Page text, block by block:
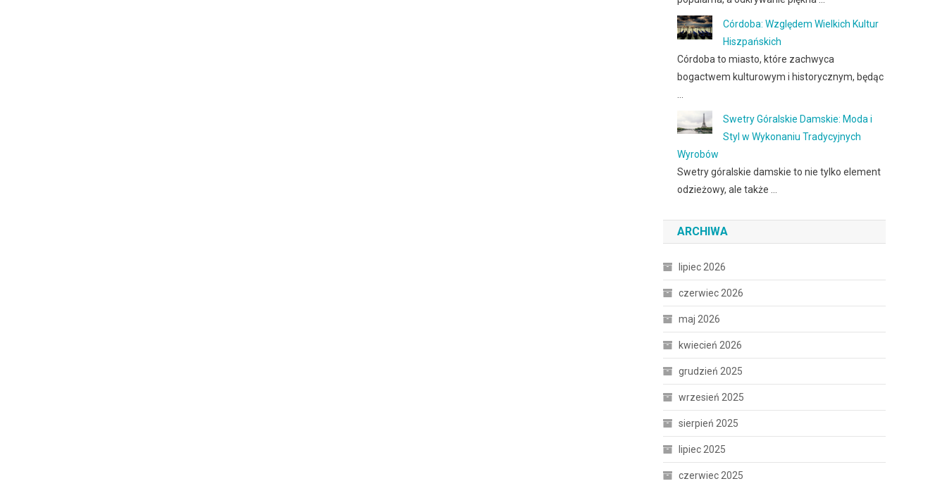
Córdoba: Względem Wielkich Kultur
Hiszpańskich
Córdoba to miasto, które zachwyca
bogactwem kulturowym i historycznym, będąc
Swetry Góralskie Damskie: Moda i
Styl w Wykonaniu Tradycyjnych
Wyrobów
Swetry góralskie damskie to nie tylko element
odzieżowy, ale także …
ARCHIWA
lipiec 2026
czerwiec 2026
maj 2026
kwiecień 2026
grudzień 2025
wrzesień 2025
sierpień 2025
lipiec 2025
czerwiec 2025